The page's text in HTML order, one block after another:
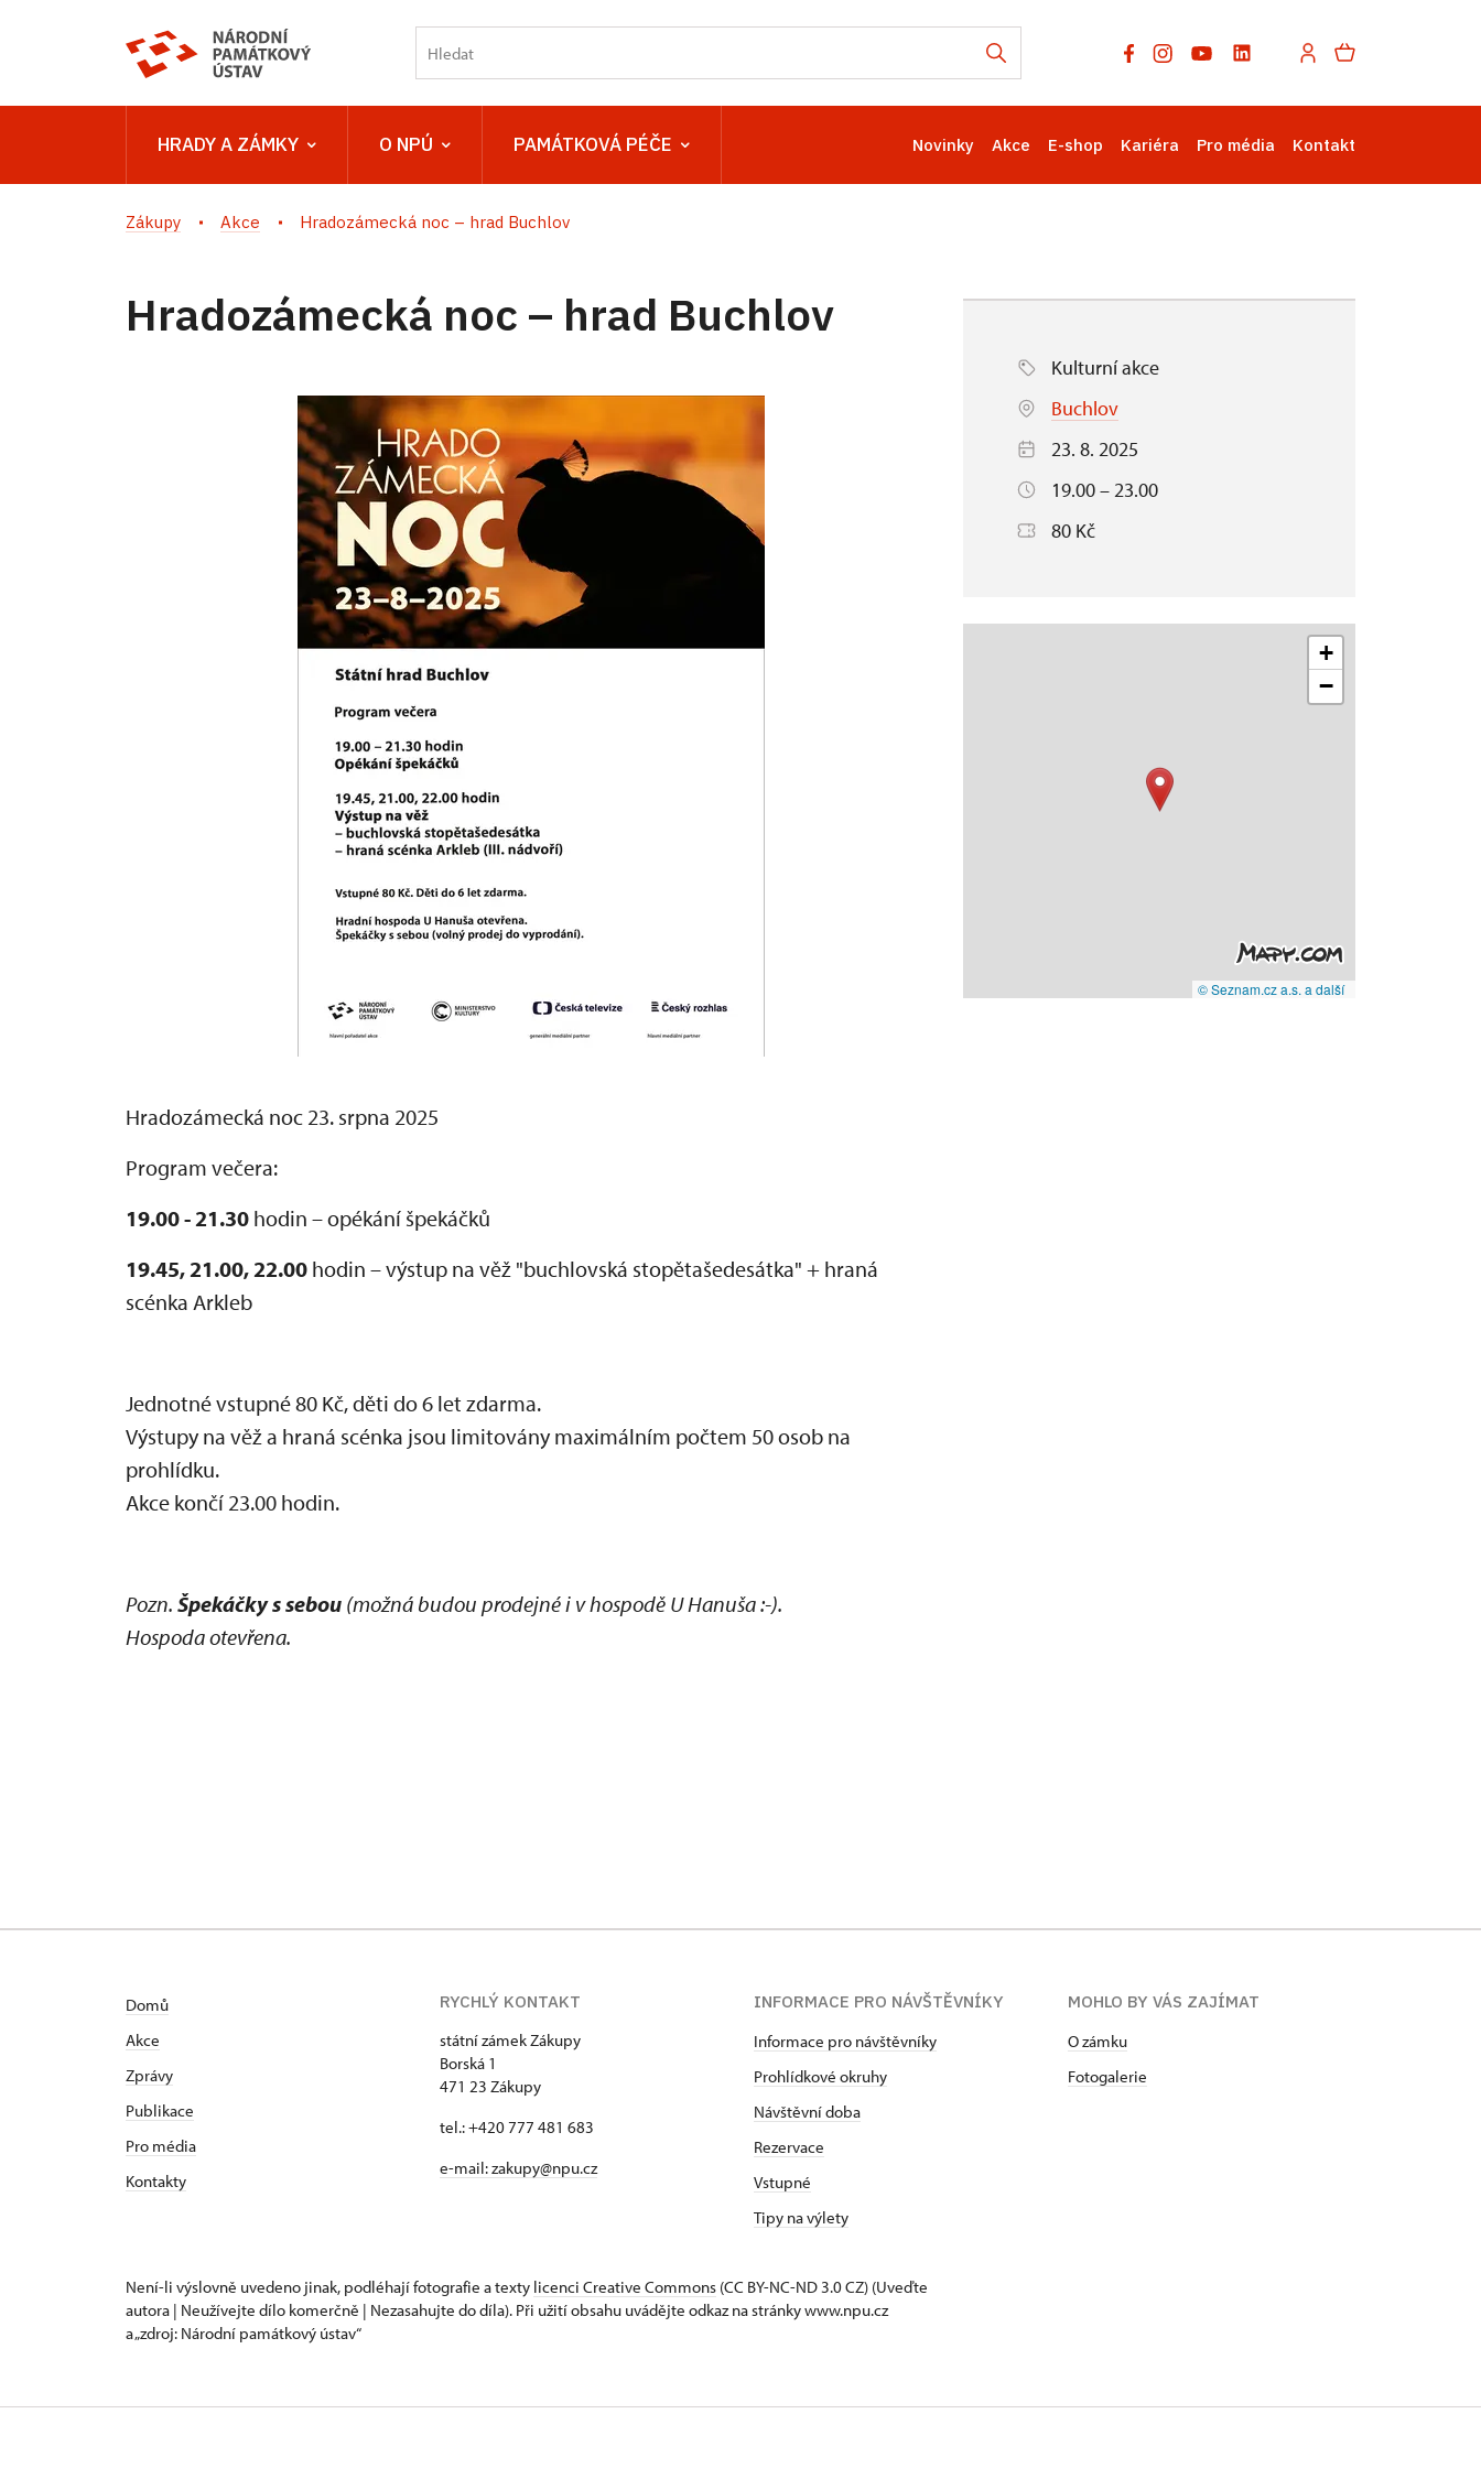
HRADY A ZÁMKY O NPÚ PAMÁTKOVÁ PÉČE Novinky Akce E-shop Kariéra Pro média Kontakt
Zákupy Akce Hradozámecká noc – hrad Buchlov
Hradozámecká noc – hrad Buchlov
Hradozámecká noc 23. srpna 2025
Program večera:
19.00 - 21.30 hodin – opékání špekáčků
19.45, 21.00, 22.00 hodin – výstup na věž "buchlovská stopětašedesátka" + hraná
scénka Arkleb
Jednotné vstupné 80 Kč, děti do 6 let zdarma.
Výstupy na věž a hraná scénka jsou limitovány maximálním počtem 50 osob na
prohlídku.
Akce končí 23.00 hodin.
Pozn. Špekáčky s sebou (možná budou prodejné i v hospodě U Hanuša :-).
Hospoda otevřena.
Kulturní akce
Buchlov
23. 8. 2025
19.00 – 23.00
80 Kč
+
−
© Seznam.cz a.s. a další
Domů
Akce
Zprávy
Publikace
Pro média
Kontakty
RYCHLÝ KONTAKT
státní zámek Zákupy
Borská 1
471 23 Zákupy
tel.: +420 777 481 683
e-mail: zakupy@npu.cz
INFORMACE PRO NÁVŠTĚVNÍKY
Informace pro návštěvníky
Prohlídkové okruhy
Návštěvní doba
Rezervace
Vstupné
Tipy na výlety
MOHLO BY VÁS ZAJÍMAT
O zámku
Fotogalerie
Není-li výslovně uvedeno jinak, podléhají fotografie a texty licenci Creative Commons (CC BY-NC-ND 3.0 CZ) (Uveďte
autora | Neužívejte dílo komerčně | Nezasahujte do díla). Při užití obsahu uvádějte odkaz na stránky www.npu.cz
a „zdroj: Národní památkový ústav“